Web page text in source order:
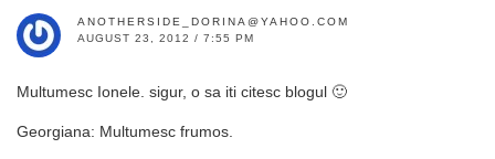
ANOTHERSIDE_DORINA@YAHOO.COM
AUGUST 23, 2012 / 7:55 PM
Multumesc Ionele. sigur, o sa iti citesc blogul 🙂
Georgiana: Multumesc frumos.